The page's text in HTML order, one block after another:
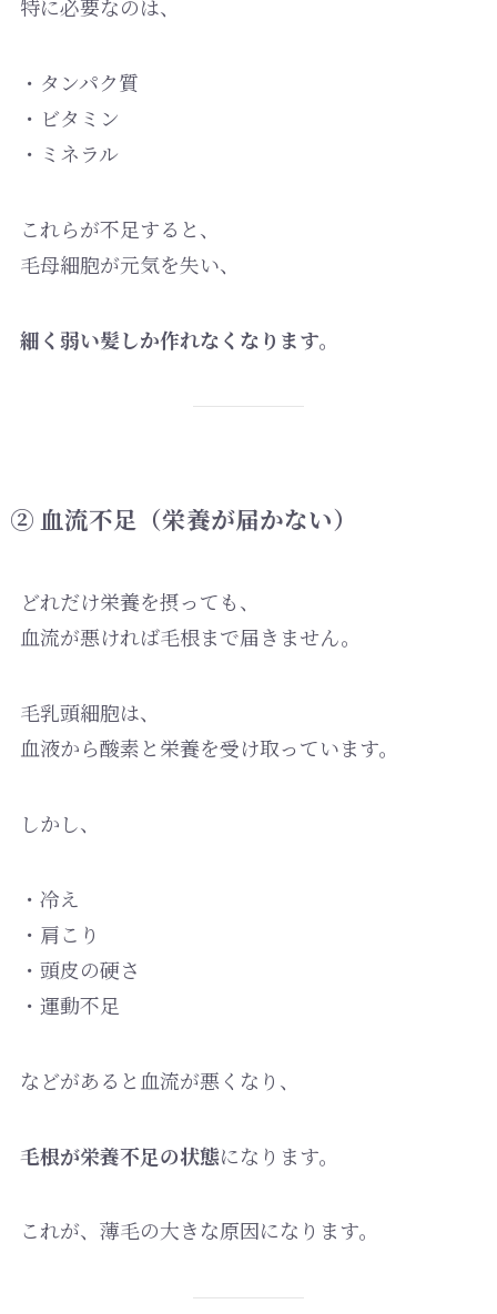
特に必要なのは、
・タンパク質
・ビタミン
・ミネラル
これらが不足すると、
毛母細胞が元気を失い、
細く弱い髪しか作れなくなります。
② 血流不足（栄養が届かない）
どれだけ栄養を摂っても、
血流が悪ければ毛根まで届きません。
毛乳頭細胞は、
血液から酸素と栄養を受け取っています。
しかし、
・冷え
・肩こり
・頭皮の硬さ
・運動不足
などがあると血流が悪くなり、
毛根が栄養不足の状態になります。
これが、薄毛の大きな原因になります。